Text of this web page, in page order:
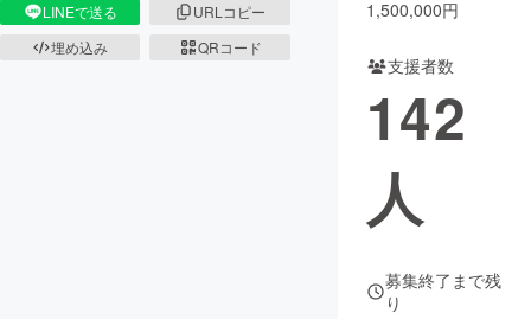
CAMPFIREふるさと納税
コミュニティ
LINEで送る
URLコピー
埋め込み
QRコード
1,500,000円
支援者数
142
人
募集終了まで残
り